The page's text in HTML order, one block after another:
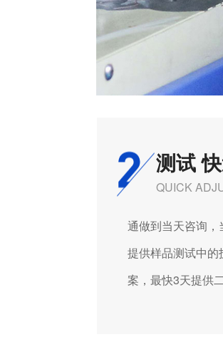
测试
QUICK
通做到当天咨询，
提供样品测试中的
案，最快3天提供二